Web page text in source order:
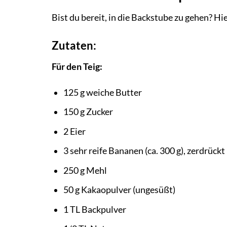
Bist du bereit, in die Backstube zu gehen?
Zutaten:
Für den Teig:
125 g weiche Butter
150 g Zucker
2 Eier
3 sehr reife Bananen (ca. 300 g), zerdrückt
250 g Mehl
50 g Kakaopulver (ungesüßt)
1 TL Backpulver